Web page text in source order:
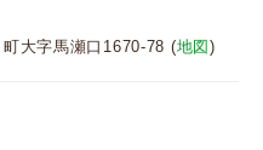
大字馬瀬口1670-78 (地図 )